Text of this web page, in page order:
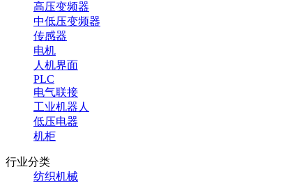
高压变频器
中低压变频器
传感器
电机
人机界面
PLC
电气联接
工业机器人
低压电器
机柜
行业分类
纺织机械